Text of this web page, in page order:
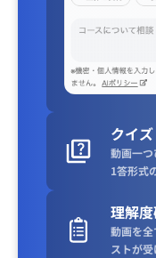
クイズ
動画一
1答形式
理解
動画を
ストが